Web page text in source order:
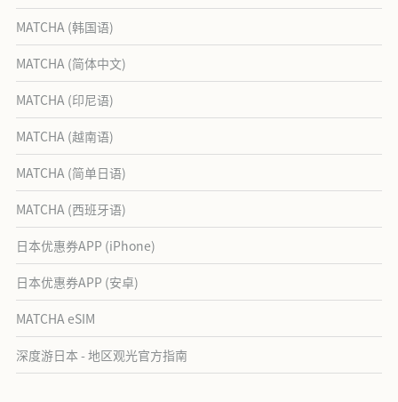
MATCHA (韩国语)
MATCHA (简体中文)
MATCHA (印尼语)
MATCHA (越南语)
MATCHA (简单日语)
MATCHA (西班牙语)
日本优惠券APP (iPhone)
日本优惠券APP (安卓)
MATCHA eSIM
深度游日本 - 地区观光官方指南